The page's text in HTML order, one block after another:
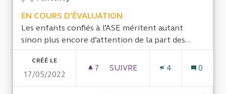
EN COURS D'ÉVALUATION
Les enfants confiés à l’ASE méritent autant
sinon plus encore d’attention de la part des...
CRÉÉ LE
17/05/2022
7 7 ABONNÉS
SUIVRE
4 0